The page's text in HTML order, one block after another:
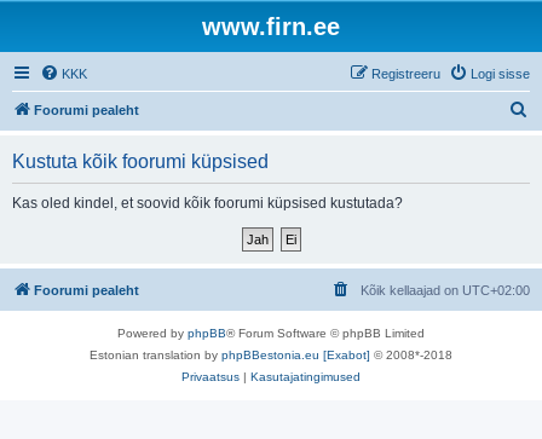
www.firn.ee
KKK Logi sisse
Registreeru
Foorumi pealeht
Kustuta kõik foorumi küpsised
Kas oled kindel, et soovid kõik foorumi küpsised kustutada?
Foorumi pealeht Kõik kellaajad on UTC+02:00
Powered by phpBB® Forum Software © phpBB Limited
Estonian translation by phpBBestonia.eu [Exabot] © 2008*-2018
Privaatsus | Kasutajatingimused